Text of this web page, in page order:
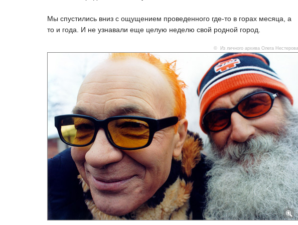
Мы спустились вниз с ощущением проведенного где-то в горах месяца, а
то и года. И не узнавали еще целую неделю свой родной город.
© Из личного архива Олега Нестерова